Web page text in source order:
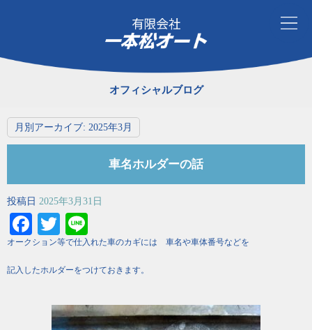
オフィシャルブログ
月別アーカイブ: 2025年3月
車名ホルダーの話
投稿日 2025年3月31日
Facebook
Twitter
オークション等で仕入れた車のカギには 車名や車体番号などを
記入したホルダーをつけておきます。